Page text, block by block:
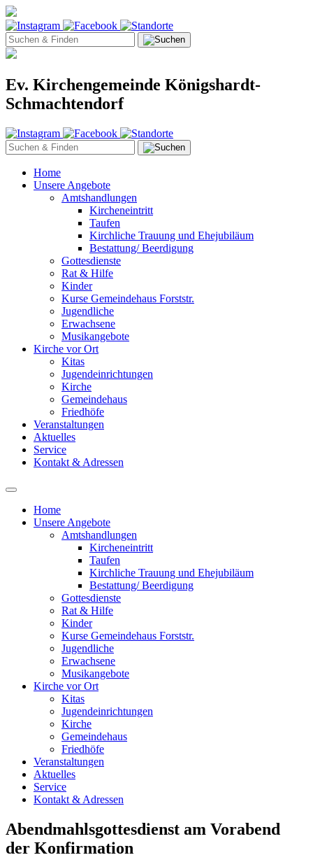
Ev. Kirchengemeinde Königshardt-
Schmachtendorf
Home
Unsere Angebote
Amtshandlungen
Kircheneintritt
Taufen
Kirchliche Trauung und Ehejubiläum
Bestattung/ Beerdigung
Gottesdienste
Rat & Hilfe
Kinder
Kurse Gemeindehaus Forststr.
Jugendliche
Erwachsene
Musikangebote
Kirche vor Ort
Kitas
Jugendeinrichtungen
Kirche
Gemeindehaus
Friedhöfe
Veranstaltungen
Aktuelles
Service
Kontakt & Adressen
Home
Unsere Angebote
Amtshandlungen
Kircheneintritt
Taufen
Kirchliche Trauung und Ehejubiläum
Bestattung/ Beerdigung
Gottesdienste
Rat & Hilfe
Kinder
Kurse Gemeindehaus Forststr.
Jugendliche
Erwachsene
Musikangebote
Kirche vor Ort
Kitas
Jugendeinrichtungen
Kirche
Gemeindehaus
Friedhöfe
Veranstaltungen
Aktuelles
Service
Kontakt & Adressen
Abendmahlsgottesdienst am Vorabend
der Konfirmation